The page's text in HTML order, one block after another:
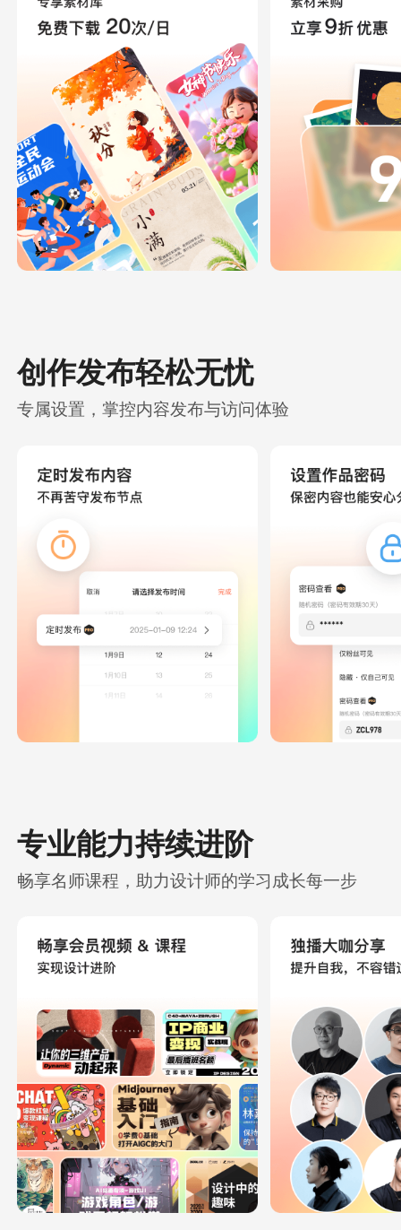
创作发布轻松无忧
专属设置，掌控内容发布与访问体验
专业能力持续进阶
畅享名师课程，助力设计师的学习成长每一步